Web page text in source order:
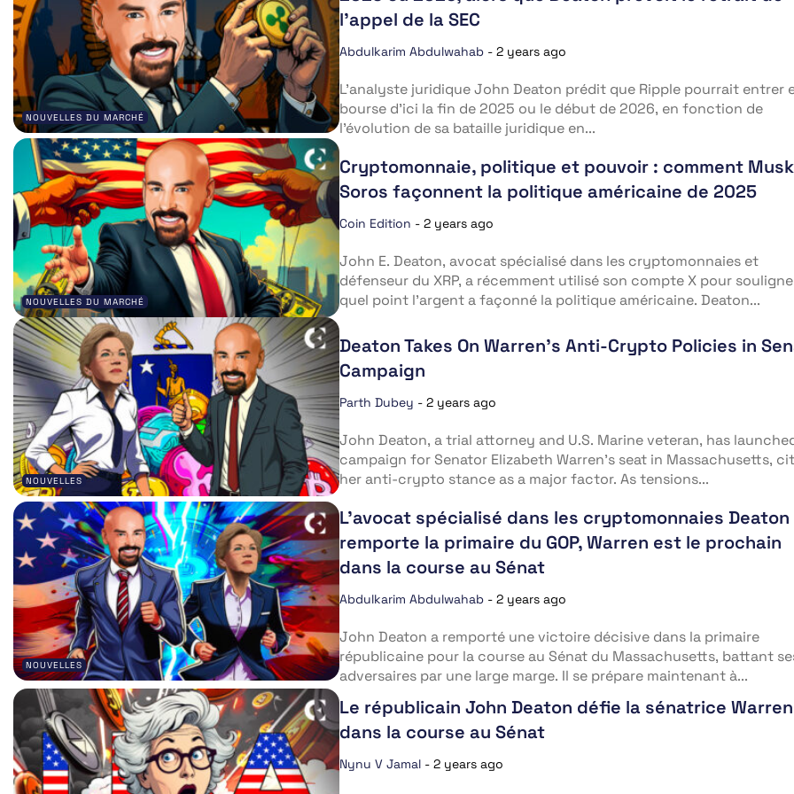
NOUVELLES DU MARCHÉ
l’appel de la SEC
Abdulkarim Abdulwahab - 2 years ago
L’analyste juridique John Deaton prédit que Ripple pourrait entrer
bourse d’ici la fin de 2025 ou le début de 2026, en fonction de
l’évolution de sa bataille juridique en...
NOUVELLES DU MARCHÉ
Cryptomonnaie, politique et pouvoir : comment
Soros façonnent la politique américaine de 2025
Coin Edition - 2 years ago
John E. Deaton, avocat spécialisé dans les cryptomonnaies et
défenseur du XRP, a récemment utilisé son compte X pour
quel point l’argent a façonné la politique américaine. Deaton...
NOUVELLES
Deaton Takes On Warren’s Anti-Crypto Policies in
Campaign
Parth Dubey - 2 years ago
John Deaton, a trial attorney and U.S. Marine veteran, has
campaign for Senator Elizabeth Warren’s seat in Massachusetts,
her anti-crypto stance as a major factor. As tensions...
NOUVELLES
L’avocat spécialisé dans les cryptomonnaies Deaton
remporte la primaire du GOP, Warren est le prochain
dans la course au Sénat
Abdulkarim Abdulwahab - 2 years ago
John Deaton a remporté une victoire décisive dans la primaire
républicaine pour la course au Sénat du Massachusetts, battant
adversaires par une large marge. Il se prépare maintenant à...
Le républicain John Deaton défie la sénatrice Warren
dans la course au Sénat
Nynu V Jamal - 2 years ago